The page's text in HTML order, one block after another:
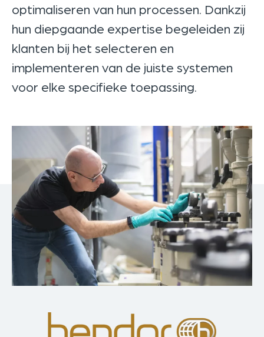
optimaliseren van hun processen. Dankzij
hun diepgaande expertise begeleiden zij
klanten bij het selecteren en
implementeren van de juiste systemen
voor elke specifieke toepassing.